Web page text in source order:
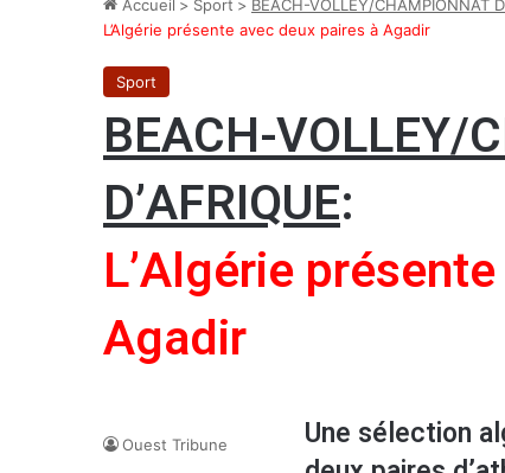
Accueil > Sport > BEACH-VOLLEY/CHAMPIONNAT
L’Algérie présente avec deux paires à Agadir
Sport
BEACH-VOLLEY/
D’AFRIQUE:
L’Algérie
Agadir
Une sélection
Ouest Tribune